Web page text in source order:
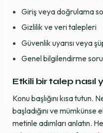
Giriş veya doğrulama
Gizlilik ve veri talepleri
Güvenlik uyarısı veya
Genel bilgilendirme
Etkili bir talep nasıl
Konu başlığını kısa tutun.
başladığını ve
metinle adımları anlatın.